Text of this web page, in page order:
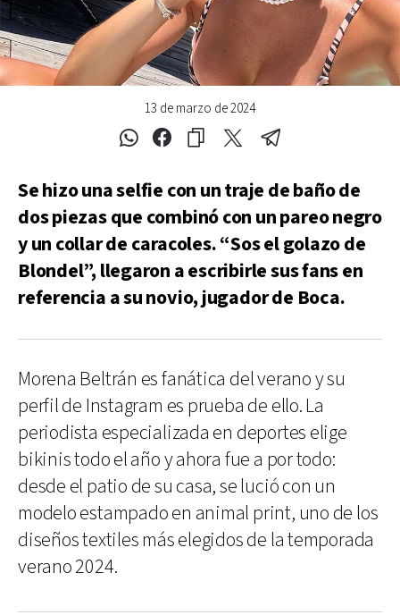
13 de marzo de 2024
Se hizo una selfie con un traje de baño de
dos piezas que combinó con un pareo negro
y un collar de caracoles. “Sos el golazo de
Blondel”, llegaron a escribirle sus fans en
referencia a su novio, jugador de Boca.
Morena Beltrán es fanática del verano y su
perfil de Instagram es prueba de ello. La
periodista especializada en deportes elige
bikinis todo el año y ahora fue a por todo:
desde el patio de su casa, se lució con un
modelo estampado en animal print, uno de los
diseños textiles más elegidos de la temporada
verano 2024.